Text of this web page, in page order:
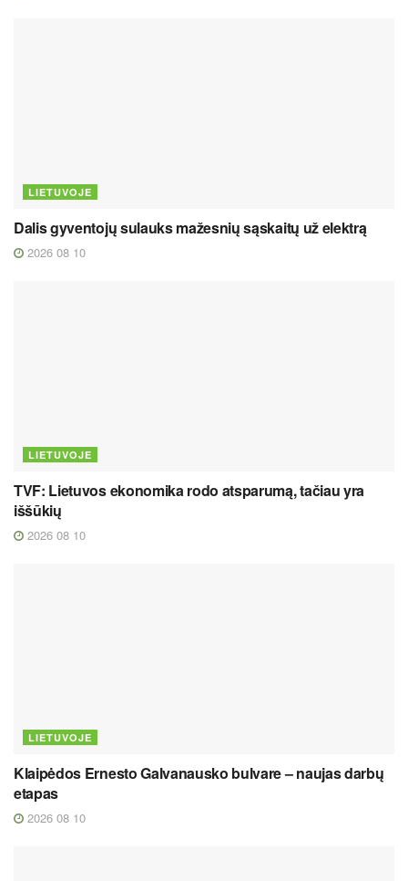
LIETUVOJE
Dalis gyventojų sulauks mažesnių sąskaitų už elektrą
2026 08 10
LIETUVOJE
TVF: Lietuvos ekonomika rodo atsparumą, tačiau yra
iššūkių
2026 08 10
LIETUVOJE
Klaipėdos Ernesto Galvanausko bulvare – naujas darbų
etapas
2026 08 10